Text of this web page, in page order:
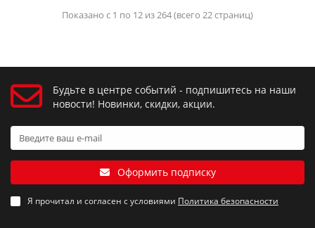
Показано с 1 по 12 из 264 (всего 22 страниц)
Будьте в центре событий - подпишитесь на наши
новости! Новинки, скидки, акции.
Оформить подписку
Я прочитал и согласен с условиями Политика безопасности